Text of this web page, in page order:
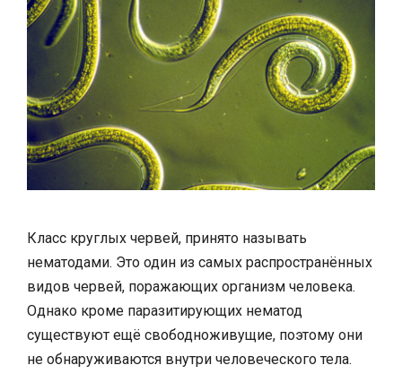
Класс круглых червей, принято называть
нематодами. Это один из самых распространённых
видов червей, поражающих организм человека.
Однако кроме паразитирующих нематод
существуют ещё свободноживущие, поэтому они
не обнаруживаются внутри человеческого тела.